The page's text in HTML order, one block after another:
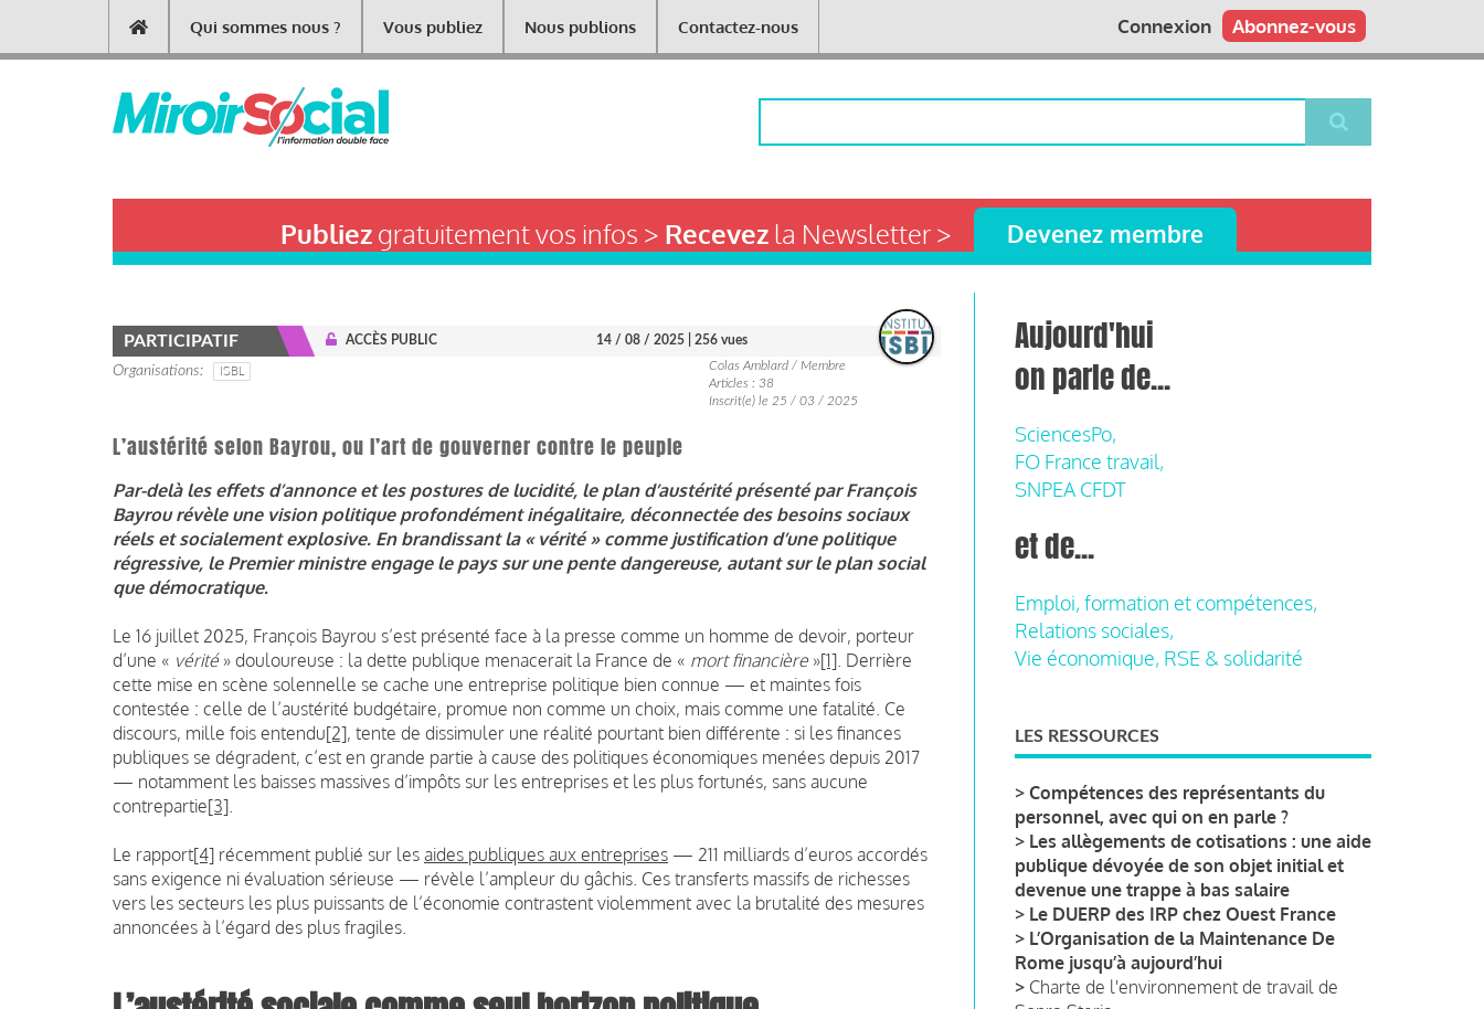
contenu
Main
navigation
Qui sommes nous ? Vous publiez Nous publions Contactez-nous Abonnez-vous
Connexion
Publiezgratuitement vos infos > Recevezla Newsletter > Devenez membre
PARTICIPATIF ACCÈS PUBLIC 14 / 08 / 2025 | 256 vues
Organisations ISBL
Colas Amblard / Membre
Articles : 38
Inscrit(e) le 25 / 03 / 2025
L’austérité selon Bayrou, ou l’art de gouverner contre le peuple
Par-delà les effets d’annonce et les postures de lucidité, le plan d’austérité présenté par François
Bayrou révèle une vision politique profondément inégalitaire, déconnectée des besoins sociaux
réels et socialement explosive. En brandissant la « vérité » comme justification d’une politique
régressive, le Premier ministre engage le pays sur une pente dangereuse, autant sur le plan social
que démocratique.
Le 16 juillet 2025, François Bayrou s’est présenté face à la presse comme un homme de devoir, porteur
d’une « vérité» douloureuse : la dette publique menacerait la France de « mort financière »[1] . Derrière
cette mise en scène solennelle se cache une entreprise politique bien connue — et maintes fois
contestée : celle de l’austérité budgétaire, promue non comme un choix, mais comme une fatalité. Ce
discours, mille fois entendu[2], tente de dissimuler une réalité pourtant bien différente : si les finances
publiques se dégradent, c’est en grande partie à cause des politiques économiques menées depuis 2017
— notamment les baisses massives d’impôts sur les entreprises et les plus fortunés, sans aucune
contrepartie[3]
Le rapport[4] récemment publié sur les aides publiques aux entreprises — 211 milliards d’euros accordés
sans exigence ni évaluation sérieuse — révèle l’ampleur du gâchis. Ces transferts massifs de richesses
vers les secteurs les plus puissants de l’économie contrastent violemment avec la brutalité des mesures
annoncées à l’égard des plus fragiles.
Aujourd'hui
on parle de...
SciencesPo,
FO France travail,
SNPEA CFDT
et de...
Emploi, formation et compétences,
Relations sociales,
Vie économique, RSE & solidarité
LES RESSOURCES
> Compétences des représentants du
personnel, avec qui on en parle ?
> Les allègements de cotisations : une aide
publique dévoyée de son objet initial et
devenue une trappe à bas salaire
> Le DUERP des IRP chez Ouest France
> L’Organisation de la Maintenance De
Rome jusqu’à aujourd’hui
> Charte de l'environnement de travail de